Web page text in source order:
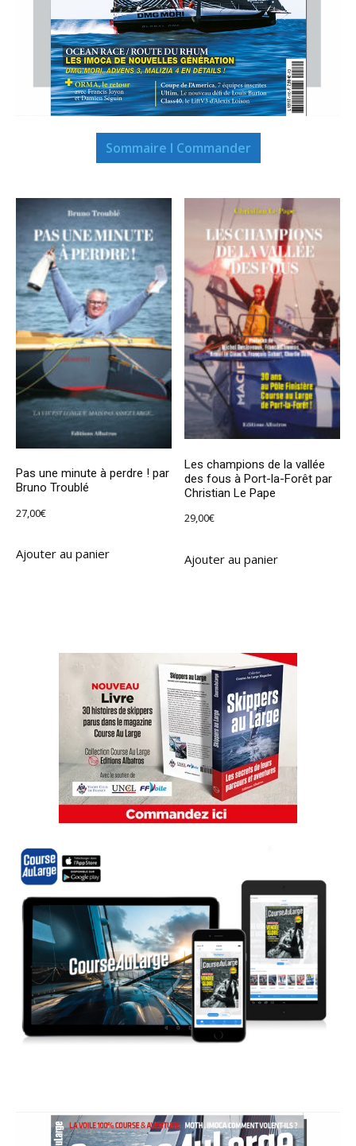
Sommaire I Commander
Pas une minute à perdre ! par
Bruno Troublé
27,00€
Ajouter au panier
Les champions de la vallée
des fous à Port-la-Forêt par
Christian Le Pape
29,00€
Ajouter au panier